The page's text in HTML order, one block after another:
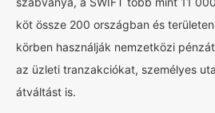
köt össze 200 országban és
körben használják nemzetközi
az üzleti tranzakciókat, személyes
átváltást is.